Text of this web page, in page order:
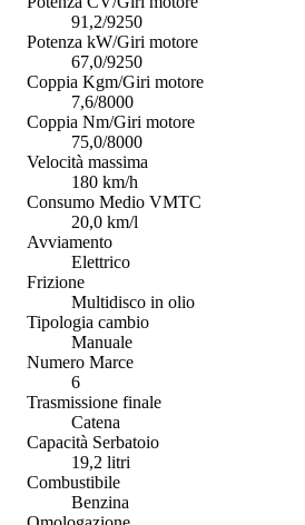
91,2/9250
Potenza kW/Giri motore
67,0/9250
Coppia Kgm/Giri motore
7,6/8000
Coppia Nm/Giri motore
75,0/8000
Velocità massima
180 km/h
Consumo Medio VMTC
20,0 km/l
Avviamento
Elettrico
Frizione
Multidisco in olio
Tipologia cambio
Manuale
Numero Marce
6
Trasmissione finale
Catena
Capacità Serbatoio
19,2 litri
Combustibile
Benzina